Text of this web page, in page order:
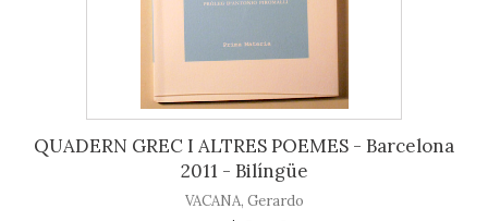
QUADERN GREC I ALTRES POEMES - Barcelona
2011 - Bilíngüe
VACANA, Gerardo